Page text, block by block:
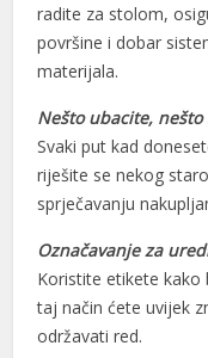
radite za stolom,
površine i dobar
materijala.
Nešto ubacite, nešto
Svaki put kad
riješite se nekog
sprječavanju
Označavanje za
Koristite etikete kako
taj način ćete uvijek
održavati red.